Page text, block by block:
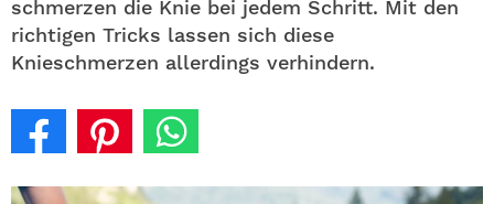
schmerzen die Knie bei jedem Schritt. Mit den
richtigen Tricks lassen sich diese
Knieschmerzen allerdings verhindern.